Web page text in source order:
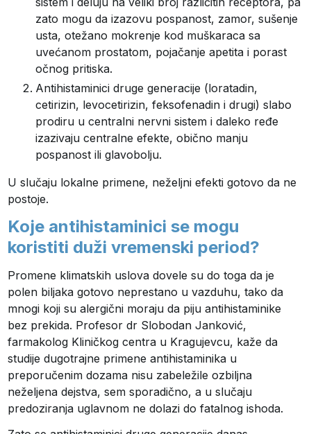
zato mogu da izazovu pospanost, zamor, sušenje
usta, otežano mokrenje kod muškaraca sa
uvećanom prostatom, pojačanje apetita i porast
očnog pritiska.
Antihistaminici druge generacije (loratadin,
cetirizin, levocetirizin, feksofenadin i drugi) slabo
prodiru u centralni nervni sistem i daleko ređe
izazivaju centralne efekte, obično manju
pospanost ili glavobolju.
U slučaju lokalne primene, neželjni efekti gotovo da ne
postoje.
Koje antihistaminici se mogu
koristiti duži vremenski period?
Promene klimatskih uslova dovele su do toga da je
polen biljaka gotovo neprestano u vazduhu, tako da
mnogi koji su alergični moraju da piju antihistaminike
bez prekida. Profesor dr Slobodan Janković,
farmakolog Kliničkog centra u Kragujevcu, kaže da
studije dugotrajne primene antihistaminika u
preporučenim dozama nisu zabeležile ozbiljna
neželjena dejstva, sem sporadično, a u slučaju
predoziranja uglavnom ne dolazi do fatalnog ishoda.